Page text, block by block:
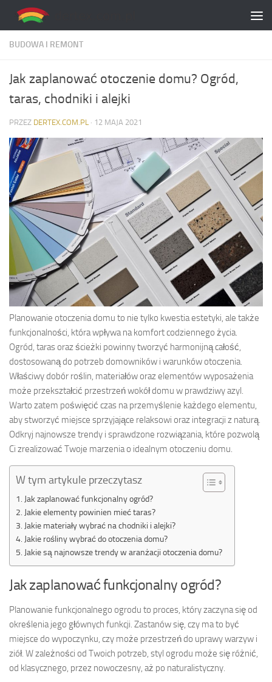
Skip to content
BUDOWA I REMONT
Jak zaplanować otoczenie domu? Ogród,
taras, chodniki i alejki
PRZEZ DERTEX.COM.PL · 12 MAJA 2021
Planowanie otoczenia domu to nie tylko kwestia estetyki, ale także
funkcjonalności, która wpływa na komfort codziennego życia.
Ogród, taras oraz ścieżki powinny tworzyć harmonijną całość,
dostosowaną do potrzeb domowników i warunków otoczenia.
Właściwy dobór roślin, materiałów oraz elementów wyposażenia
może przekształcić przestrzeń wokół domu w prawdziwy azyl.
Warto zatem poświęcić czas na przemyślenie każdego elementu,
aby stworzyć miejsce sprzyjające relaksowi oraz integracji z naturą.
Odkryj najnowsze trendy i sprawdzone rozwiązania, które pozwolą
Ci zrealizować Twoje marzenia o idealnym otoczeniu domu.
W tym artykule przeczytasz
Jak zaplanować funkcjonalny ogród?
Jakie elementy powinien mieć taras?
Jakie materiały wybrać na chodniki i alejki?
Jakie rośliny wybrać do otoczenia domu?
Jakie są najnowsze trendy w aranżacji otoczenia domu?
Jak zaplanować funkcjonalny ogród?
Planowanie funkcjonalnego ogrodu to proces, który zaczyna się od
określenia jego głównych funkcji. Zastanów się, czy ma to być
miejsce do wypoczynku, czy może przestrzeń do uprawy warzyw i
ziół. W zależności od Twoich potrzeb, styl ogrodu może się różnić,
od klasycznego, przez nowoczesny, aż po naturalistyczny.